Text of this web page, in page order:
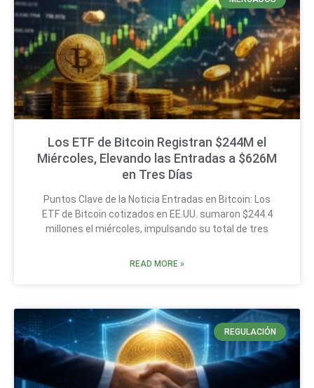
Los ETF de Bitcoin Registran $244M el
Miércoles, Elevando las Entradas a $626M
en Tres Días
Puntos Clave de la Noticia Entradas en Bitcoin: Los
ETF de Bitcoin cotizados en EE.UU. sumaron $244.4
millones el miércoles, impulsando su total de tres
READ MORE »
REGULACIÓN